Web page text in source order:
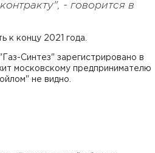
- говорится в
к концу 2021 года.
Синтез" зарегистрировано в
московскому предпринимателю
не видно.